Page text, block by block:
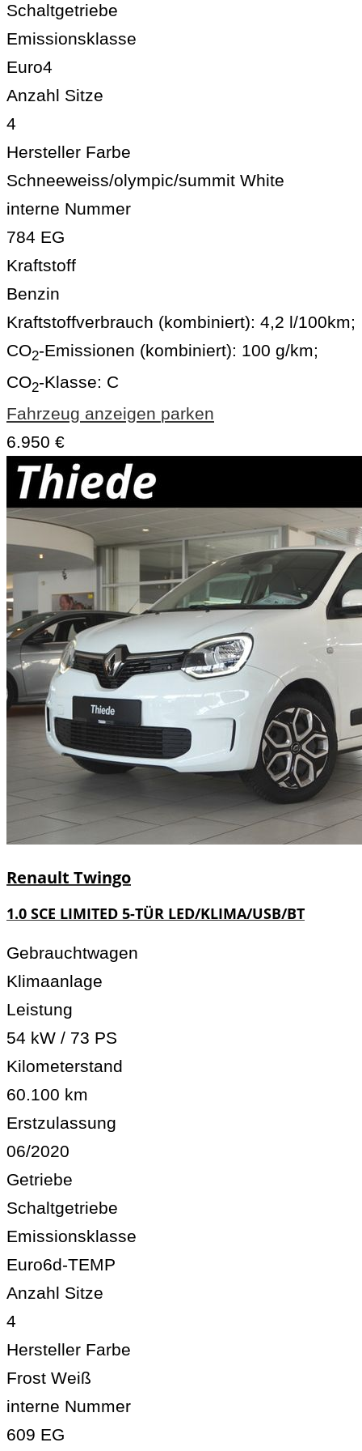
Schaltgetriebe
Emissionsklasse
Euro4
Anzahl Sitze
4
Hersteller Farbe
Schneeweiss/olympic/summit White
interne Nummer
784 EG
Kraftstoff
Benzin
Kraftstoffverbrauch (kombiniert): 4,2 l/100km;
CO2-Emissionen (kombiniert): 100 g/km;
CO2-Klasse: C
Fahrzeug anzeigen parken
6.950 €
Renault Twingo
1.0 SCE LIMITED 5-TÜR LED/KLIMA/USB/BT
Gebrauchtwagen
Klimaanlage
Leistung
54 kW / 73 PS
Kilometerstand
60.100 km
Erstzulassung
06/2020
Getriebe
Schaltgetriebe
Emissionsklasse
Euro6d-TEMP
Anzahl Sitze
4
Hersteller Farbe
Frost Weiß
interne Nummer
609 EG